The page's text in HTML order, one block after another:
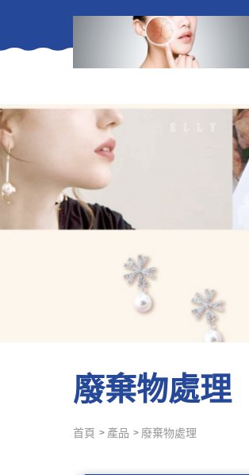
廢棄物處理
首頁 產品 廢棄物處理